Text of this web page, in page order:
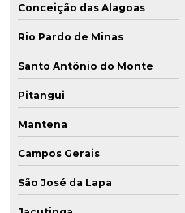
Conceição das Alagoas
Rio Pardo de Minas
Santo Antônio do Monte
Pitangui
Mantena
Campos Gerais
São José da Lapa